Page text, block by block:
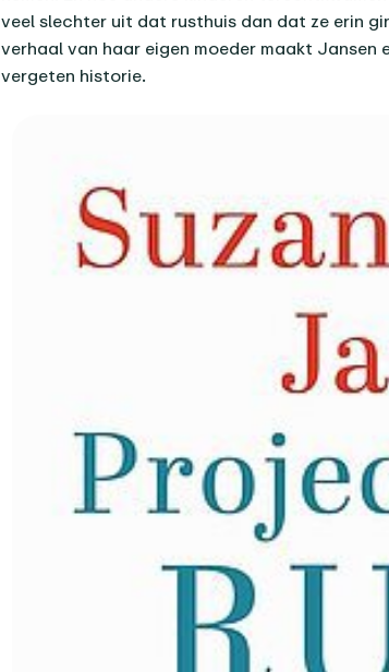
veel slechter uit dat rusthuis dan dat ze erin
verhaal van haar eigen moeder maakt Jansen
vergeten historie.